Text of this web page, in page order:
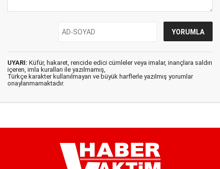
UYARI: Küfür, hakaret, rencide edici cümleler veya imalar, inançlara saldırı
içeren, imla kuralları ile yazılmamış,
Türkçe karakter kullanılmayan ve büyük harflerle yazılmış yorumlar
onaylanmamaktadır.